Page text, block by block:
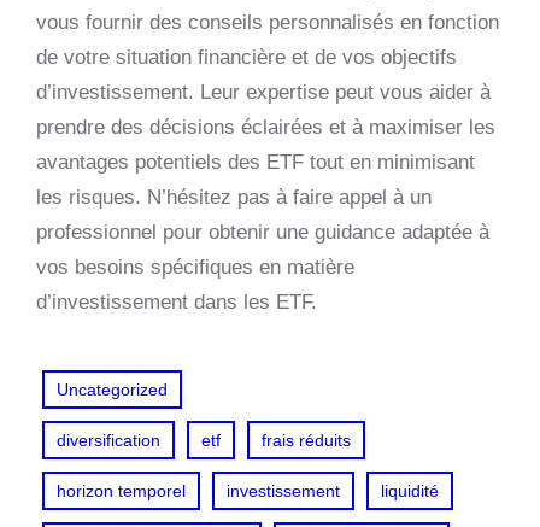
vous fournir des conseils personnalisés en fonction
de votre situation financière et de vos objectifs
d’investissement. Leur expertise peut vous aider à
prendre des décisions éclairées et à maximiser les
avantages potentiels des ETF tout en minimisant
les risques. N’hésitez pas à faire appel à un
professionnel pour obtenir une guidance adaptée à
vos besoins spécifiques en matière
d’investissement dans les ETF.
Uncategorized
diversification etf frais réduits
horizon temporel investissement liquidité